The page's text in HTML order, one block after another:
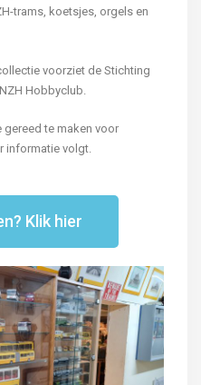
trams, koetsjes, orgels en
voorziet de Stichting
Hobbyclub.
te maken voor
informatie volgt.
Klik hier